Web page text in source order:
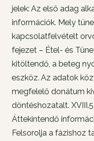
jelek: Az első adag
információk. Mely
kapcsolatfelvételt
fejezet – Étel- és
kitöltendő, a beteg
eszköz. Az adatok
megfelelő donátum
döntéshozatalt.
Áttekintendő
Felsorolja a fázishoz